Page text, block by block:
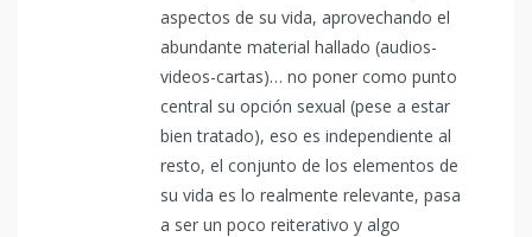
aspectos de su vida, aprovechando el
abundante material hallado (audios-
videos-cartas)… no poner como punto
central su opción sexual (pese a estar
bien tratado), eso es independiente al
resto, el conjunto de los elementos de
su vida es lo realmente relevante, pasa
a ser un poco reiterativo y algo